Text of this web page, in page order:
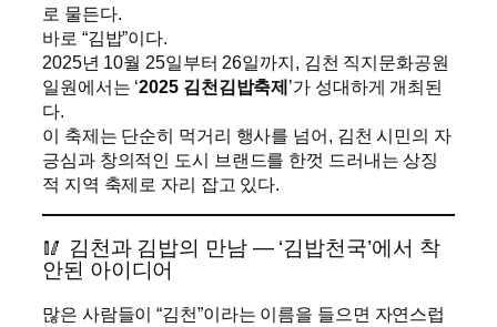
로 물든다.
바로 “김밥”이다.
2025년 10월 25일부터 26일까지, 김천 직지문화공원
일원에서는 ‘2025 김천김밥축제’가 성대하게 개최된
다.
이 축제는 단순히 먹거리 행사를 넘어, 김천 시민의 자
긍심과 창의적인 도시 브랜드를 한껏 드러내는 상징
적 지역 축제로 자리 잡고 있다.
🥢 김천과 김밥의 만남 — ‘김밥천국’에서 착
안된 아이디어
많은 사람들이 “김천”이라는 이름을 들으면 자연스럽